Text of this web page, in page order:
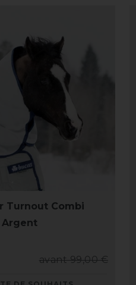
Turnout Combi
Argent
avant 99,00 €